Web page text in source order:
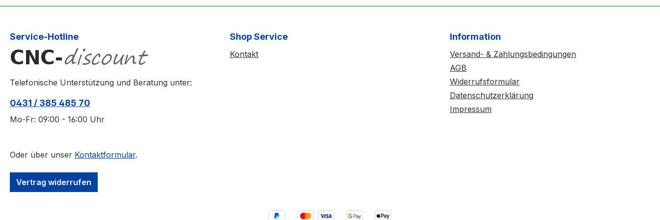
Service-Hotline
Telefonische Unterstützung und Beratung unter:
0431 / 385 485 70
Mo-Fr: 09:00 - 16:00 Uhr
Oder über unser Kontaktformular.
Vertrag widerrufen
Shop Service
Kontakt
Information
Versand- & Zahlungsbedingungen
AGB
Widerrufsformular
Datenschutzerklärung
Impressum